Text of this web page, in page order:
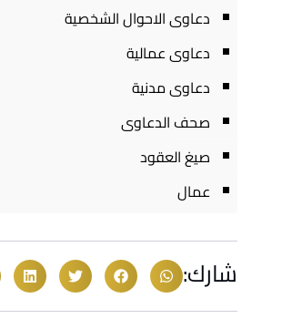
دعاوى الاحوال الشخصية
دعاوى عمالية
دعاوى مدنية
صحف الدعاوى
صيغ العقود
عمال
شارك: